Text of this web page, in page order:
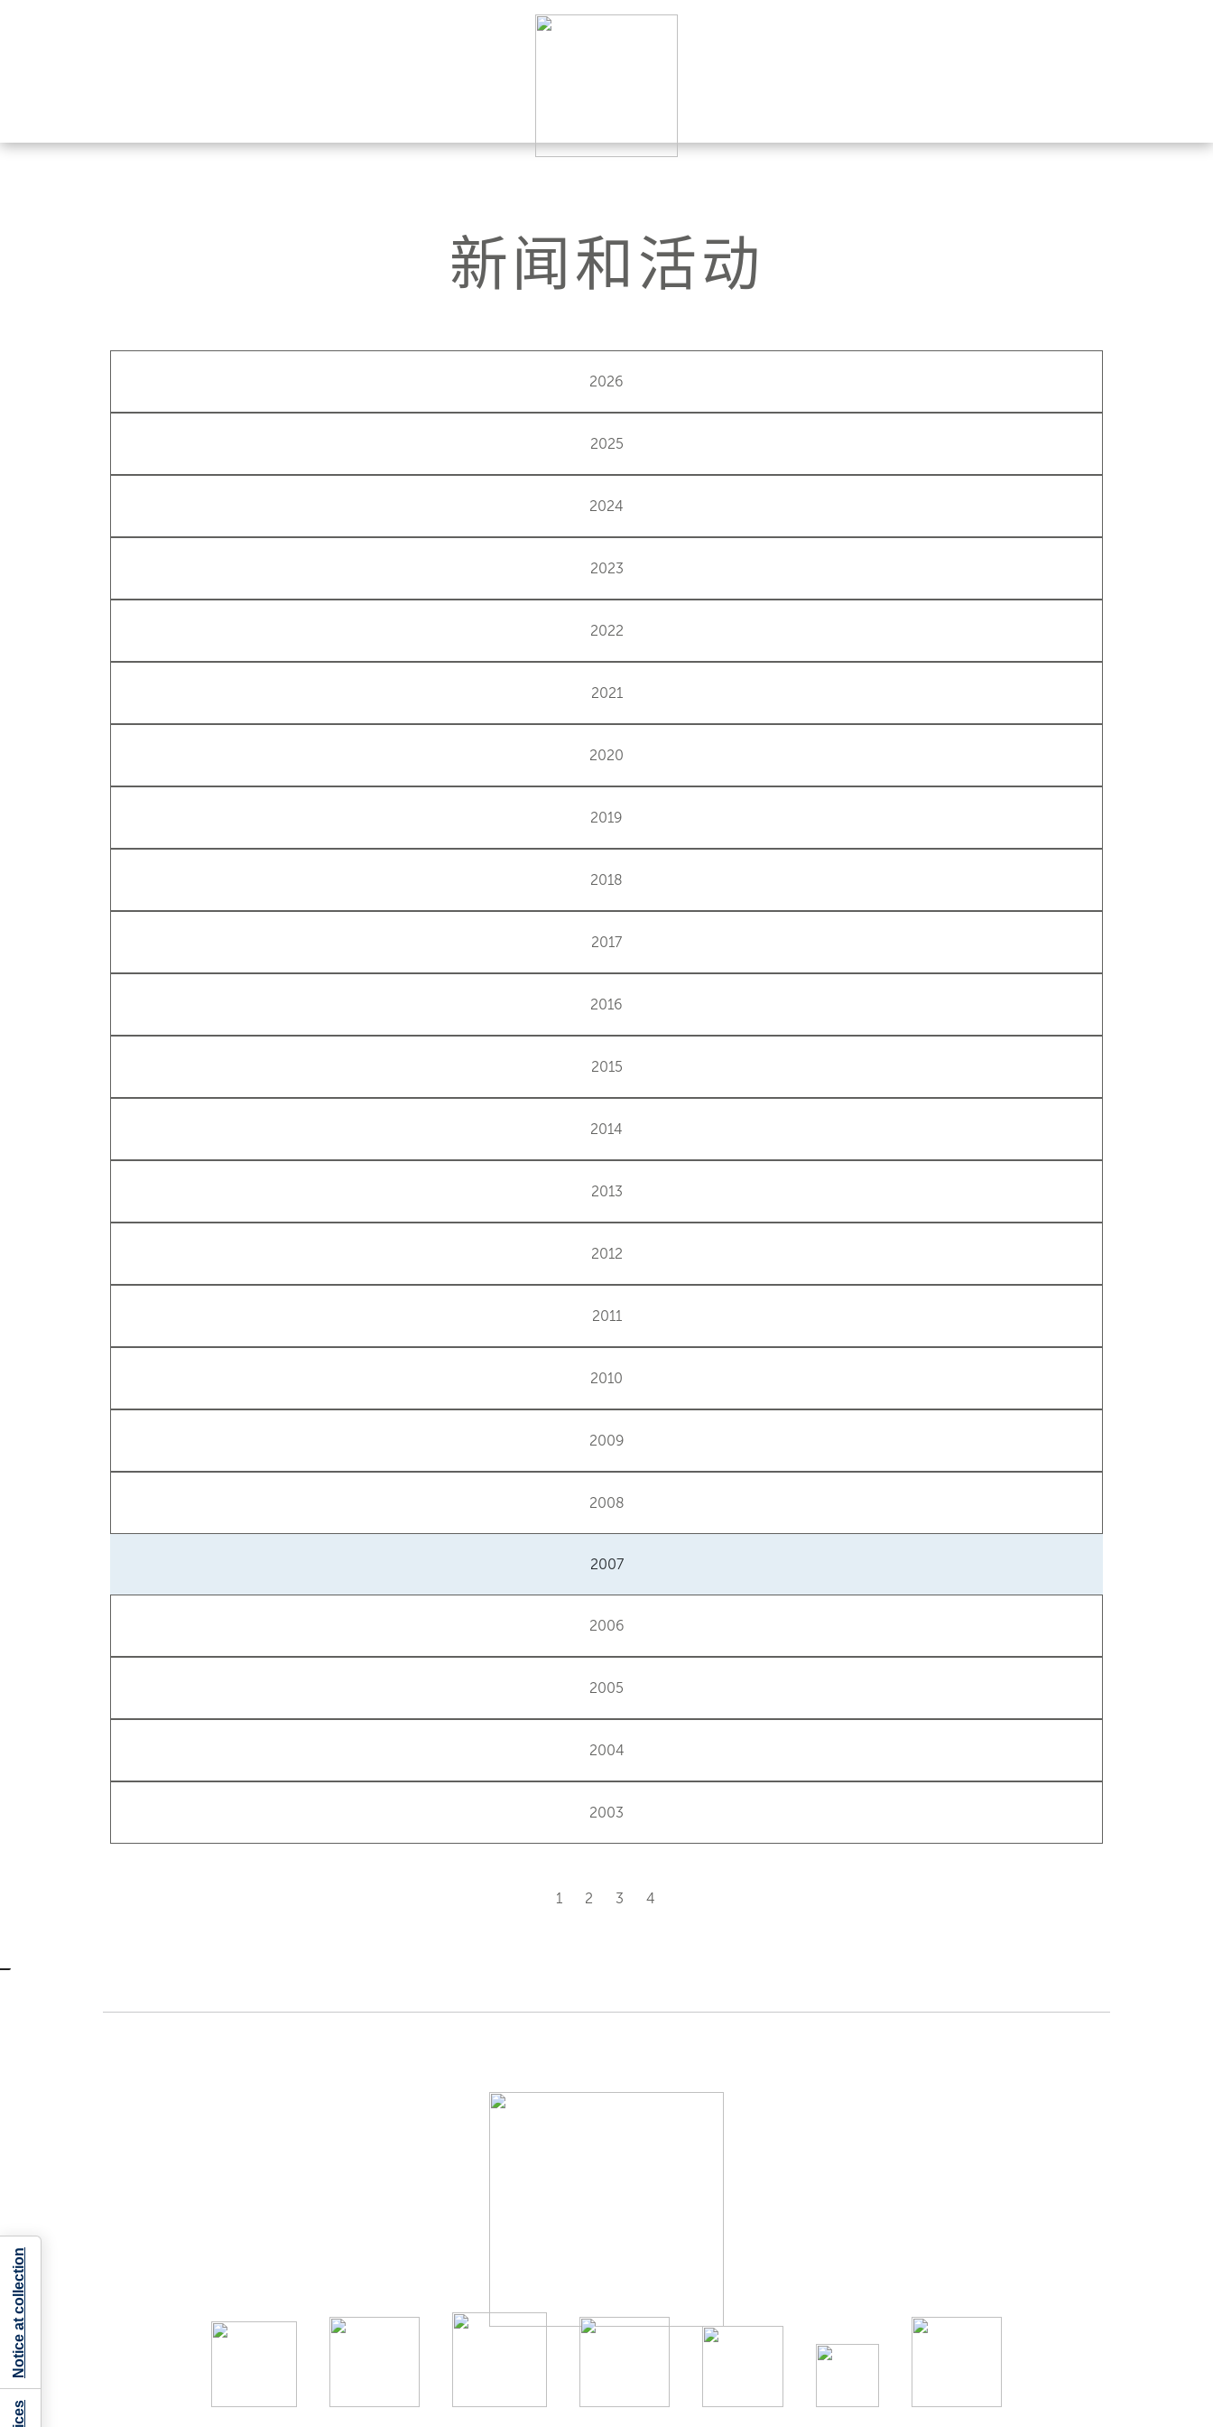
新闻和活动
2026
2025
2024
2023
2022
2021
2020
2019
2018
2017
2016
2015
2014
2013
2012
2011
2010
2009
2008
2007
2006
2005
2004
2003
1 2 3 4
Notice at collection